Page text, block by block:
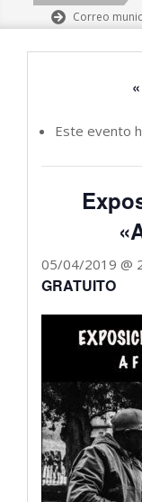
Correo
Este evento
05/04/2019 @
GRATUITO